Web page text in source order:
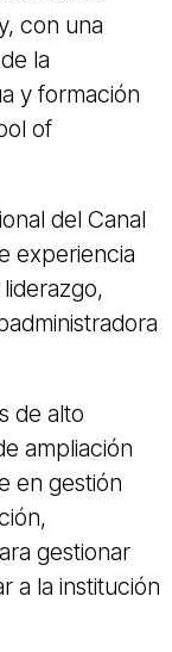
con una
la
y formación
of
del Canal
experiencia
de alto
ampliación
en gestión
gestionar
a la institución